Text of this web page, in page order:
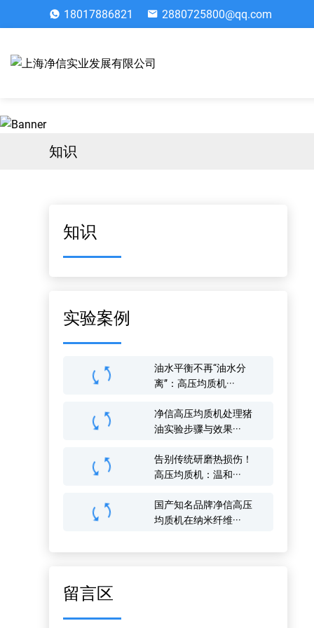
18017886821 2880725800@qq.com
知识
知识
实验案例
油水平衡不再“油水分
离”：高压均质机···
净信高压均质机处理猪
油实验步骤与效果···
告别传统研磨热损伤！
高压均质机：温和···
国产知名品牌净信高压
均质机在纳米纤维···
留言区